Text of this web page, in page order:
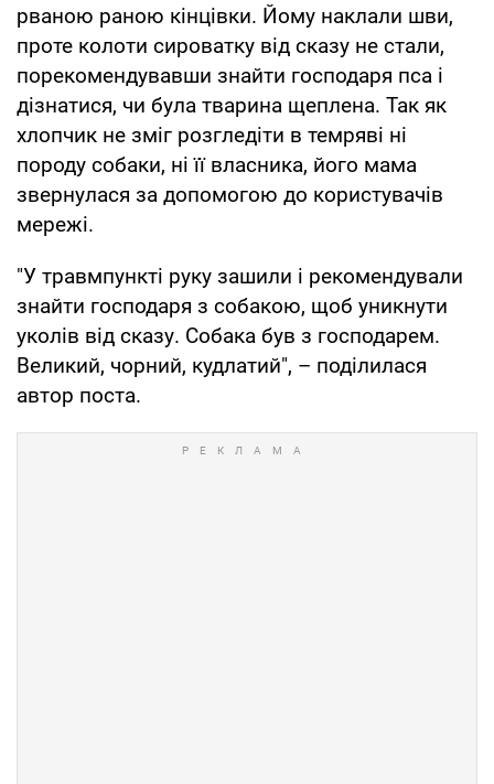
рваною раною кінцівки. Йому наклали шви,
проте колоти сироватку від сказу не стали,
порекомендувавши знайти господаря пса і
дізнатися, чи була тварина щеплена. Так як
хлопчик не зміг розгледіти в темряві ні
породу собаки, ні її власника, його мама
звернулася за допомогою до користувачів
мережі.
"У травмпункті руку зашили і рекомендували
знайти господаря з собакою, щоб уникнути
уколів від сказу. Собака був з господарем.
Великий, чорний, кудлатий", – поділилася
автор поста.